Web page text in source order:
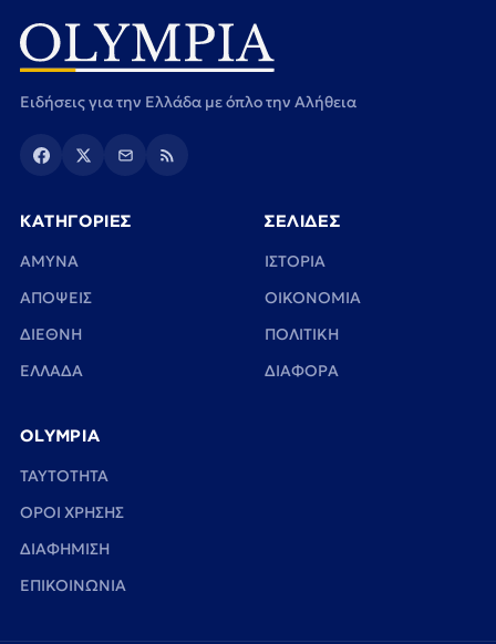
Ειδήσεις για την Ελλάδα με όπλο την Αλήθεια
ΚΑΤΗΓΟΡΙΕΣ
ΑΜΥΝΑ
ΑΠΟΨΕΙΣ
ΔΙΕΘΝΗ
ΕΛΛΑΔΑ
ΣΕΛΙΔΕΣ
ΙΣΤΟΡΙΑ
ΟΙΚΟΝΟΜΙΑ
ΠΟΛΙΤΙΚΗ
ΔΙΑΦΟΡΑ
OLYMPIA
TAYTOTHTA
ΟΡΟΙ ΧΡΗΣΗΣ
ΔΙΑΦΗΜΙΣΗ
ΕΠΙΚΟΙΝΩΝΙΑ